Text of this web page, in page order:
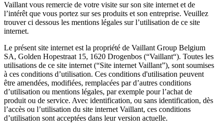
Vaillant vous remercie de votre visite sur son site internet et de
l’intérêt que vous portez sur ses produits et son entreprise. Veuillez
trouver ci dessous les mentions légales sur l’utilisation de ce site
internet.
Le présent site internet est la propriété de Vaillant Group Belgium
SA, Golden Hopestraat 15, 1620 Drogenbos (“Vaillant“). Toutes les
utilisations de ce site internet (“Site internet Vaillant”), sont soumises
à ces conditions d’utilisation. Ces conditions d'utilisation peuvent
être amendées, modifiées, remplacées par d’autres conditions
d’utilisation ou mentions légales, par exemple pour l’achat de
produit ou de service. Avec identification, ou sans identification, dès
l’accès ou l’utilisation du site internet Vaillant, ces conditions
d’utilisation sont acceptées dans leur version actuelle.